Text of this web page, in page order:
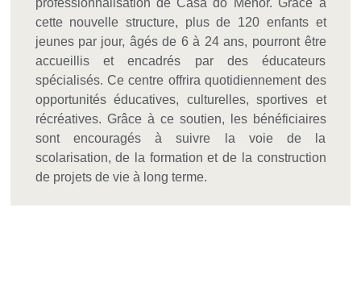
professionnalisation de Casa do Menor. Grâce à
cette nouvelle structure, plus de 120 enfants et
jeunes par jour, âgés de 6 à 24 ans, pourront être
accueillis et encadrés par des éducateurs
spécialisés. Ce centre offrira quotidiennement des
opportunités éducatives, culturelles, sportives et
récréatives. Grâce à ce soutien, les bénéficiaires
sont encouragés à suivre la voie de la
scolarisation, de la formation et de la construction
de projets de vie à long terme.